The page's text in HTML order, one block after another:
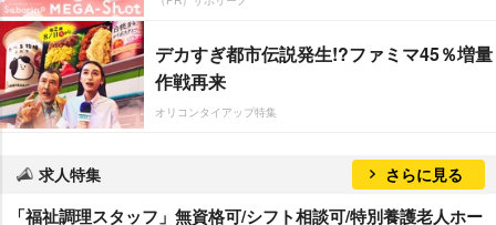
デカすぎ都市伝説発生!?ファミマ45％増量
作戦再来
オリコンタイアップ特集
求人特集 さらに見る
「福祉調理スタッフ」無資格可/シフト相談可/特別養護老人ホー